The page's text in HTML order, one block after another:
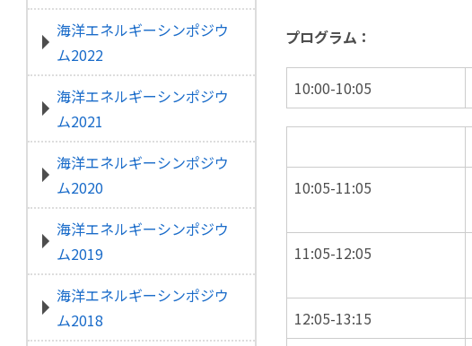
海洋エネルギーシンポジウ
ム2022
海洋エネルギーシンポジウ
ム2021
海洋エネルギーシンポジウ
ム2020
海洋エネルギーシンポジウ
ム2019
海洋エネルギーシンポジウ
ム2018
プログラム：
10:00-10:05
10:05-11:05
11:05-12:05
12:05-13:15